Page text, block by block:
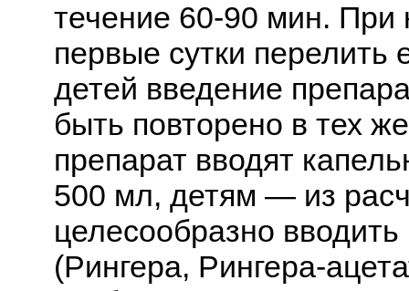
течение 60-90 мин.
первые сутки
детей введение
быть повторено в тех
препарат вводят
500 мл, детям — из
целесообразно
(Рингера, Рингера-